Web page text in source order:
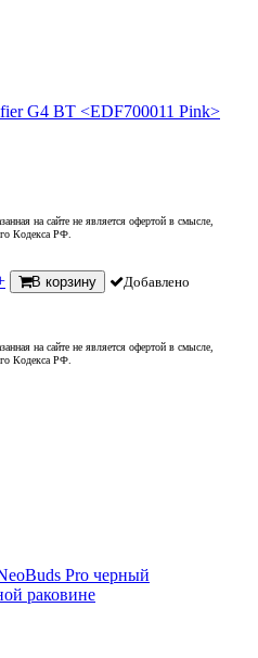
G4 BT <EDF700011 Pink>
на сайте не является офертой в смысле,
Кодекса РФ.
В корзину Добавлено
на сайте не является офертой в смысле,
Кодекса РФ.
Pro черный
раковине